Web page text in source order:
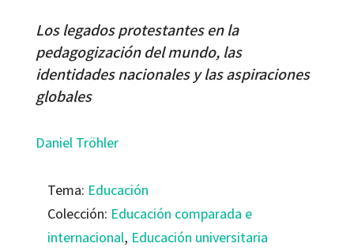
Los legados protestantes en la
pedagogización del mundo, las
identidades nacionales y las aspiraciones
globales
Daniel Tröhler
Tema: Educación
Colección: Educación comparada e
internacional, Educación universitaria